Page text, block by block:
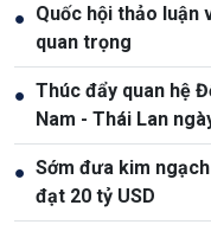
● Quốc hội thảo luận
quan trọng
● Thúc đẩy quan hệ
Nam - Thái Lan
● Sớm đưa kim
đạt 20 tỷ USD